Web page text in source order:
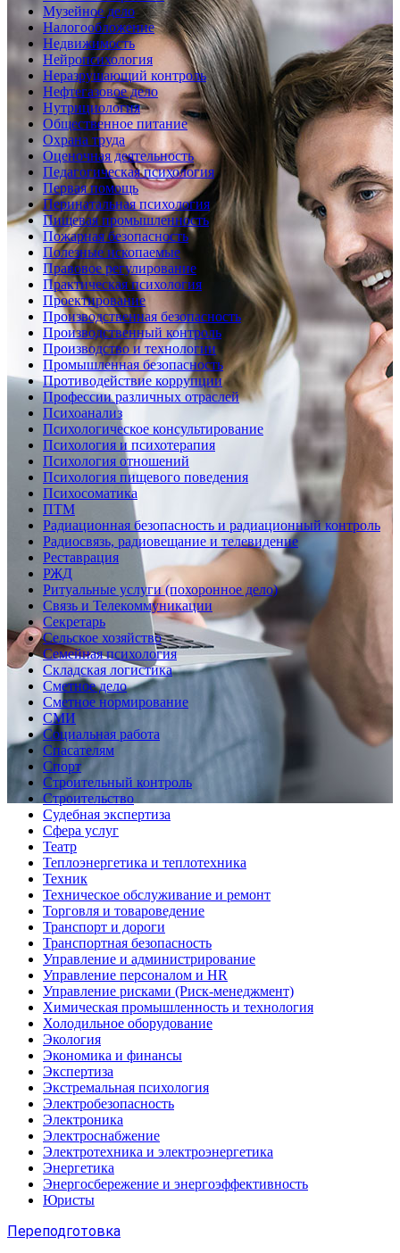
Музейное дело
Налогообложение
Недвижимость
Нейропсихология
Неразрушающий контроль
Нефтегазовое дело
Нутрициология
Общественное питание
Охрана труда
Оценочная деятельность
Педагогическая психология
Первая помощь
Перинатальная психология
Пищевая промышленность
Пожарная безопасность
Полезные ископаемые
Правовое регулирование
Практическая психология
Проектирование
Производственная безопасность
Производственный контроль
Производство и технологии
Промышленная безопасность
Противодействие коррупции
Профессии различных отраслей
Психоанализ
Психологическое консультирование
Психология и психотерапия
Психология отношений
Психология пищевого поведения
Психосоматика
ПТМ
Радиационная безопасность и радиационный контроль
Радиосвязь, радиовещание и телевидение
Реставрация
РЖД
Ритуальные услуги (похоронное дело)
Связь и Телекоммуникации
Секретарь
Сельское хозяйство
Семейная психология
Складская логистика
Сметное дело
Сметное нормирование
СМИ
Социальная работа
Спасателям
Спорт
Строительный контроль
Строительство
Судебная экспертиза
Сфера услуг
Театр
Теплоэнергетика и теплотехника
Техник
Техническое обслуживание и ремонт
Торговля и товароведение
Транспорт и дороги
Транспортная безопасность
Управление и администрирование
Управление персоналом и HR
Управление рисками (Риск-менеджмент)
Химическая промышленность и технология
Холодильное оборудование
Экология
Экономика и финансы
Экспертиза
Экстремальная психология
Электробезопасность
Электроника
Электроснабжение
Электротехника и электроэнергетика
Энергетика
Энергосбережение и энергоэффективность
Юристы
Переподготовка